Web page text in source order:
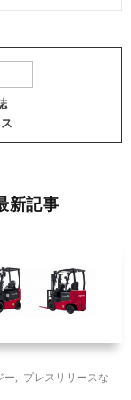
新記事
ー
プレスリリースな